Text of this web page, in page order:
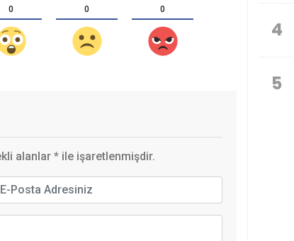
0 0 0
alanlar * ile işaretlenmişdir.
4
5